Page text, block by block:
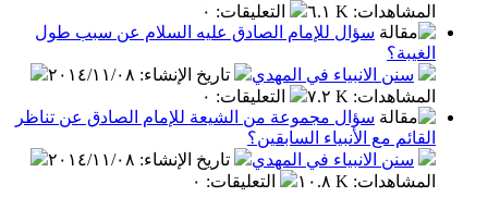
المشاهدات: ٦.١ K التعليقات: ٠
سؤال للإمام الصادق عليه السلام عن سبب طول
الغيبة؟
سنن الانبياء في المهدي
تاريخ الإنشاء: ٢٠١٤/١١/٠٨
المشاهدات: ٧.٢ K التعليقات: ٠
سؤال مجموعة من الشيعة للإمام الصادق عن تناظر
القائم مع الأنبياء السابقين؟
سنن الانبياء في المهدي
تاريخ الإنشاء: ٢٠١٤/١١/٠٨
المشاهدات: ١٠.٨ K التعليقات: ٠